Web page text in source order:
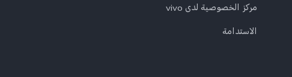
مركز الخصوصية لدى vivo
الاستدامة